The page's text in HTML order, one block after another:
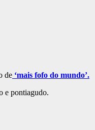
de ‘mais fofo do mundo’.
e pontiagudo.